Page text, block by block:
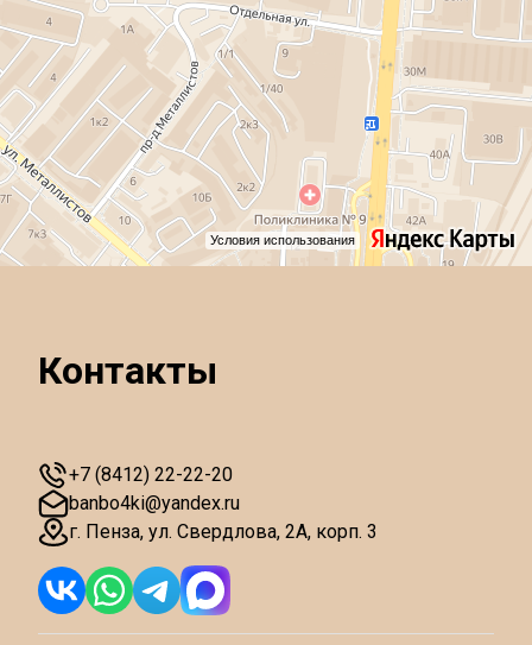
Условия использования
Контакты
+7 (8412) 22-22-20
banbo4ki@yandex.ru
г. Пенза, ул. Свердлова, 2А, корп. 3